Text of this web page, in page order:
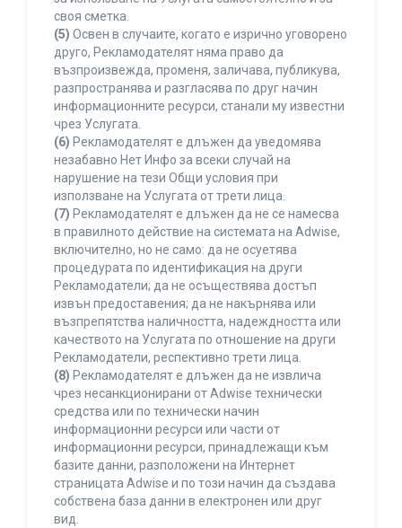
своя сметка.
(5) Освен в случаите, когато е изрично уговорено
друго, Рекламодателят няма право да
възпроизвежда, променя, заличава, публикува,
разпространява и разгласява по друг начин
информационните ресурси, станали му известни
чрез Услугата.
(6) Рекламодателят е длъжен да уведомява
незабавно Нет Инфо за всеки случай на
нарушение на тези Общи условия при
използване на Услугата от трети лица.
(7) Рекламодателят е длъжен да не се намесва
в правилното действие на системата на Adwise,
включително, но не само: да не осуетява
процедурата по идентификация на други
Рекламодатели; да не осъществява достъп
извън предоставения; да не накърнява или
възпрепятства наличността, надеждността или
качеството на Услугата по отношение на други
Рекламодатели, респективно трети лица.
(8) Рекламодателят е длъжен да не извлича
чрез несанкционирани от Adwise технически
средства или по технически начин
информационни ресурси или части от
информационни ресурси, принадлежащи към
базите данни, разположени на Интернет
страницата Adwise и по този начин да създава
собствена база данни в електронен или друг
вид.